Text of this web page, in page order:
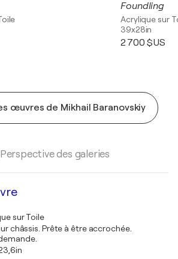
Foundling
Acrylique sur
39x28in
2 700 $US
œuvres de Mikhail Baranovskiy
Perspective des galeries
sur Toile
châssis. Prête à être accrochée.